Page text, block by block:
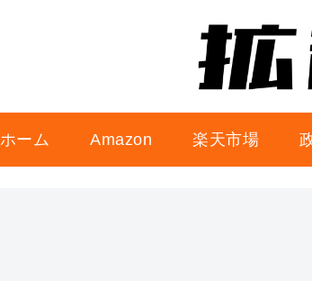
ホーム Amazon 楽天市場